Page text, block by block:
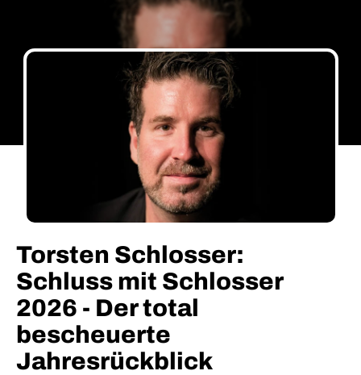
Torsten Schlosser:
Schluss mit Schlosser
2026 - Der total
bescheuerte
Jahresrückblick